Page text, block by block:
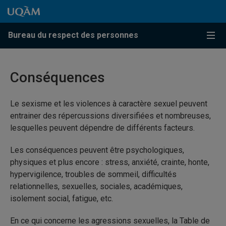
Passer au contenu
Accéder au menu principal
Accéder à la recherche
Passer au contenu
Accéder au menu principal
Bureau du respect des personnes
Menu
Conséquences
Le sexisme et les violences à caractère sexuel peuvent
entrainer des répercussions diversifiées et nombreuses,
lesquelles peuvent dépendre de différents facteurs.
Les conséquences peuvent être psychologiques,
physiques et plus encore : stress, anxiété, crainte, honte,
hypervigilence, troubles de sommeil, difficultés
relationnelles, sexuelles, sociales, académiques,
isolement social, fatigue, etc.
En ce qui concerne les agressions sexuelles, la Table de